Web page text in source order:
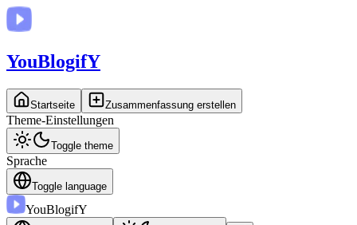
YouBlogifY
Startseite Zusammenfassung erstellen
Theme-Einstellungen
Toggle theme
Sprache
Toggle language
YouBlogifY